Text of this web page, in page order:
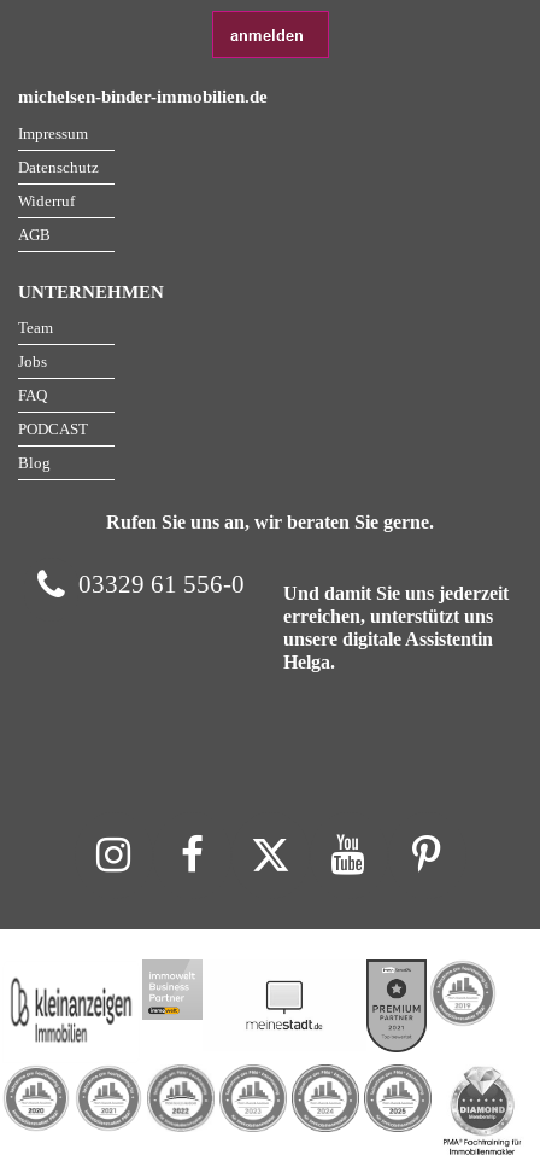
michelsen-binder-immobilien.de
Impressum
Datenschutz
Widerruf
AGB
UNTERNEHMEN
Team
Jobs
FAQ
PODCAST
Blog
Rufen Sie uns an, wir beraten Sie gerne.
03329 61 556-0
Und damit Sie uns jederzeit
erreichen, unterstützt uns
unsere digitale Assistentin
Helga.